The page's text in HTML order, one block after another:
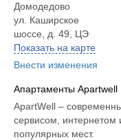
Домодедово
ул. Каширское
шоссе, д. 49, ЦЭ
Показать на карте
Внести изменения
Апартаменты Apartwell
ApartWell –
сервисом,
популярных мест.